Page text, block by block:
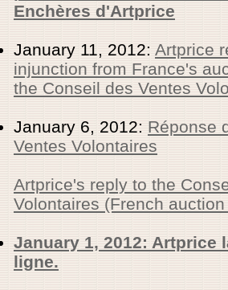
Enchères d'Artprice
January 11, 2012: Artprice
injunction from France's
the Conseil des Ventes
January 6, 2012: Réponse
Ventes Volontaires
Artprice's reply to the
Volontaires (French
January 1, 2012: Artprice
ligne.